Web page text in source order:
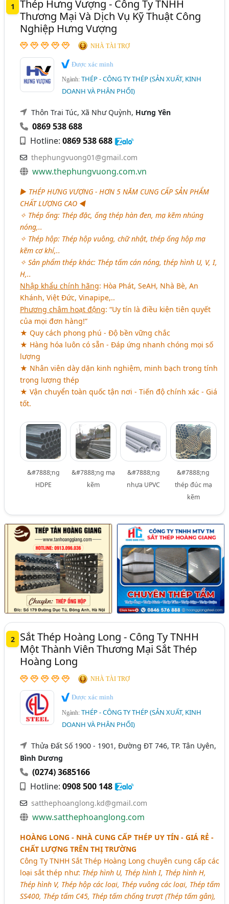
Thép Xây Dựng (Tròn Trơn, Cuộn, Cây Vằn) (347)
Thép Hộp (Mạ Kẽm, Vuông, Chữ Nhật, Đen) (269)
Thép Cuộn (Cán Nóng, Cán Nguội, Mạ Kẽm,..) (243)
Thép Phế Liệu (50)
Phôi Kim Loại (Phôi Đồng, Nhôm, Sắt, Thép,.. Các Loại)
(35)
Ngành xem thêm
Thép Chế Tạo (185)
Thép - Thép Nhập Khẩu (96)
Thép - Nhà Sản Xuất Thép (94)
Phú Yên
Quảng Ninh
Thái Bình
Thái Nguyên
Thanh Hóa
TP. Cần Thơ
Tuyên Quang
Đắk Lắk
Bắc Cạn Bắc Giang
Cà Mau
Gia Lai Hà Nam
Hậu Giang
Ninh Bình
Quảng Bình
Quảng Ngãi
Tây Ninh
Tiền Giang
Vĩnh Long
1
Thép Hưng Vượng - Công Ty TNHH
Thương Mại Và Dịch Vụ Kỹ Thuật Công
Nghiệp Hưng Vượng
NHÀ TÀI TRỢ
Được xác minh
Ngành:THÉP - CÔNG TY THÉP (SẢN XUẤT, KINH
DOANH VÀ PHÂN PHỐI)
Thôn Trai Túc, Xã Như Quỳnh, Hưng Yên
0869 538 688
Hotline:0869 538 688
thephungvuong01@gmail.com
www.thephungvuong.com.vn
► THÉP HƯNG VƯỢNG - HƠN 5 NĂM CUNG CẤP SẢN PHẨM
CHẤT LƯỢNG CAO ◄
✧ Thép ống: Thép đặc, ống thép hàn đen, mạ kẽm nhúng
nóng,..
✧ Thép hộp: Thép hộp vuông, chữ nhật, thép ống hộp mạ
kẽm cơ khí,..
✧ Sản phẩm thép khác: Thép tấm cán nóng, thép hình U, V, I,
H,..
Nhập khẩu chính hãng: Hòa Phát, SeAH, Nhà Bè, An
Khánh, Việt Đức, Vinapipe,..
Phương châm hoạt động: “Uy tín là điều kiện tiên quyết
của mọi đơn hàng!”
★ Quy cách phong phú - Độ bền vững chắc
★ Hàng hóa luôn có sẵn - Đáp ứng nhanh chóng mọi số
lượng
★ Nhân viên dày dặn kinh nghiệm, minh bạch trong tính
trọng lượng thép
★ Vận chuyển toàn quốc tận nơi - Tiến độ chính xác - Giá
tốt.
&#7888;ng
HDPE
&#7888;ng mạ
kẽm
&#7888;ng
nhựa UPVC
&#7888;ng
thép đúc mạ
kẽm
2
Sắt Thép Hoàng Long - Công Ty TNHH
Một Thành Viên Thương Mại Sắt Thép
Hoàng Long
NHÀ TÀI TRỢ
Được xác minh
Ngành:THÉP - CÔNG TY THÉP (SẢN XUẤT, KINH
DOANH VÀ PHÂN PHỐI)
Thửa Đất Số 1900 - 1901, Đường ĐT 746, TP. Tân Uyên,
Bình Dương
(0274) 3685166
Hotline:0908 500 148
satthephoanglong.kd@gmail.com
www.satthephoanglong.com
HOÀNG LONG - NHÀ CUNG CẤP THÉP UY TÍN - GIÁ RẺ -
CHẤT LƯỢNG TRÊN THỊ TRƯỜNG
Công Ty TNHH Sắt Thép Hoàng Long chuyên cung cấp các
loại sắt thép như: Thép hình U, Thép hình I, Thép hình H,
Thép hình V, Thép hộp các loại, Thép vuông các loại, Thép tấm
SS400, Thép tấm C45, Thép tấm chống trượt (Thép tấm gân),